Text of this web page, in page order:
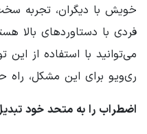
خویش با دیگران، تجربه
فردی با دستاوردهای بالا
می‌توانید با استفاده از
ری‌ویو برای این مشکل، راه
اضطراب را به متحد خود